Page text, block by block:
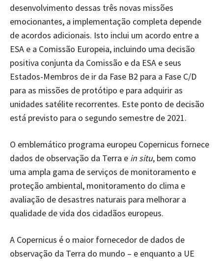
desenvolvimento dessas três novas missões
emocionantes, a implementação completa depende
de acordos adicionais. Isto inclui um acordo entre a
ESA e a Comissão Europeia, incluindo uma decisão
positiva conjunta da Comissão e da ESA e seus
Estados-Membros de ir da Fase B2 para a Fase C/D
para as missões de protótipo e para adquirir as
unidades satélite recorrentes. Este ponto de decisão
está previsto para o segundo semestre de 2021.
O emblemático programa europeu Copernicus fornece
dados de observação da Terra e in situ, bem como
uma ampla gama de serviços de monitoramento e
proteção ambiental, monitoramento do clima e
avaliação de desastres naturais para melhorar a
qualidade de vida dos cidadãos europeus.
A Copernicus é o maior fornecedor de dados de
observação da Terra do mundo – e enquanto a UE